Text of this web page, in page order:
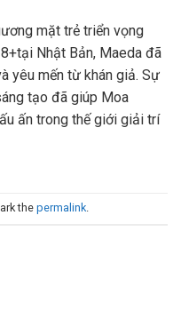
mặt trẻ triển vọng
Nhật Bản, Maeda đã
yêu mến từ khán giả. Sự
tạo đã giúp Moa
ấn trong thế giới giải trí
the permalink.